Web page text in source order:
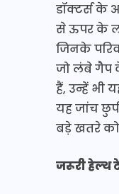
डॉक्टर्स के
से ऊपर के
जिनके
जो लंबे गैप
हैं, उन्हें भी
यह जांच
बड़े खतरे
जरूरी हेल्थ